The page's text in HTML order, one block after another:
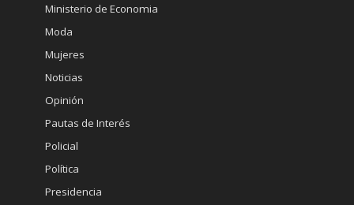
Ministerio de Economia
Moda
Mujeres
Noticias
Opinión
Pautas de Interés
Policial
Política
Presidencia